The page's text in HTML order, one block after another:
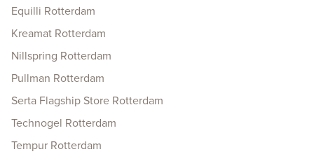
Equilli Rotterdam
Kreamat Rotterdam
Nillspring Rotterdam
Pullman Rotterdam
Serta Flagship Store Rotterdam
Technogel Rotterdam
Tempur Rotterdam